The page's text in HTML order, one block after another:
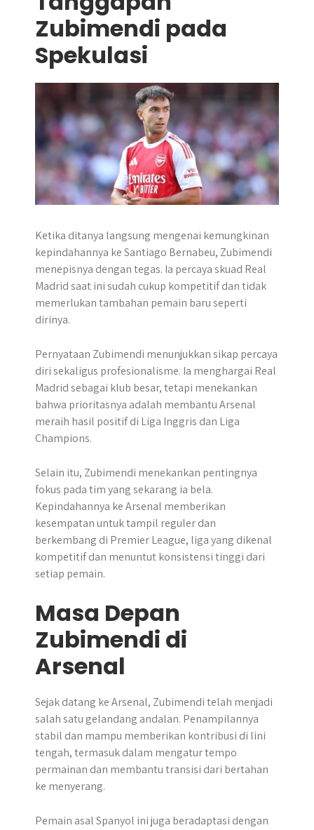
Zubimendi pada
Spekulasi
Ketika ditanya langsung mengenai kemungkinan
kepindahannya ke Santiago Bernabeu, Zubimendi
menepisnya dengan tegas. Ia percaya skuad Real
Madrid saat ini sudah cukup kompetitif dan tidak
memerlukan tambahan pemain baru seperti
dirinya.
Pernyataan Zubimendi menunjukkan sikap percaya
diri sekaligus profesionalisme. Ia menghargai Real
Madrid sebagai klub besar, tetapi menekankan
bahwa prioritasnya adalah membantu Arsenal
meraih hasil positif di Liga Inggris dan Liga
Champions.
Selain itu, Zubimendi menekankan pentingnya
fokus pada tim yang sekarang ia bela.
Kepindahannya ke Arsenal memberikan
kesempatan untuk tampil reguler dan
berkembang di Premier League, liga yang dikenal
kompetitif dan menuntut konsistensi tinggi dari
setiap pemain.
Masa Depan
Zubimendi di
Arsenal
Sejak datang ke Arsenal, Zubimendi telah menjadi
salah satu gelandang andalan. Penampilannya
stabil dan mampu memberikan kontribusi di lini
tengah, termasuk dalam mengatur tempo
permainan dan membantu transisi dari bertahan
ke menyerang.
Pemain asal Spanyol ini juga beradaptasi dengan